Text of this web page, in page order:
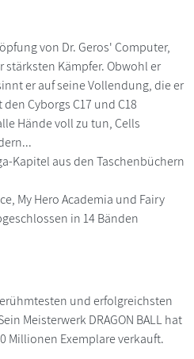
von Dr. Geros' Computer,
Kämpfer. Obwohl er
er auf seine Vollendung, die er
Cyborgs C17 und C18
Hände voll zu tun, Cells
Kapitel aus den Taschenbüchern
My Hero Academia und Fairy
in 14 Bänden
und erfolgreichsten
Meisterwerk DRAGON BALL hat
Millionen Exemplare verkauft.